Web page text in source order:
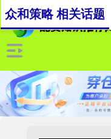
众和策略 相关话题